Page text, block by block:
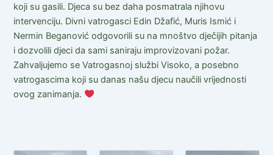
koji su gasili. Djeca su bez daha posmatrala njihovu
intervenciju. Divni vatrogasci Edin Džafić, Muris Ismić i
Nermin Beganović odgovorili su na mnoštvo dječijih pitanja
i dozvolili djeci da sami saniraju improvizovani požar.
Zahvaljujemo se Vatrogasnoj službi Visoko, a posebno
vatrogascima koji su danas našu djecu naučili vrijednosti
ovog zanimanja.